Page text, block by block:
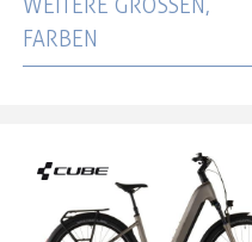
WEITERE GRÖSSEN, F
ARBEN
Größe: Easy Entry 54
2.999,00 CHF